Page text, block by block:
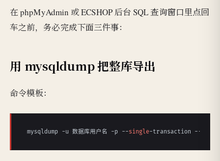
在 phpMyAdmin 或 ECSHOP 后台 SQL 查询窗口里点回
车之前，务必完成下面三件事：
用 mysqldump 把整库导出
命令模板：
mysqldump -u 数据库用户名 -p --single-transaction --hex-